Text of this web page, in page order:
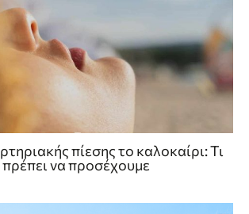
πίεσης το καλοκαίρι: Τι
πρέπει να προσέχουμε